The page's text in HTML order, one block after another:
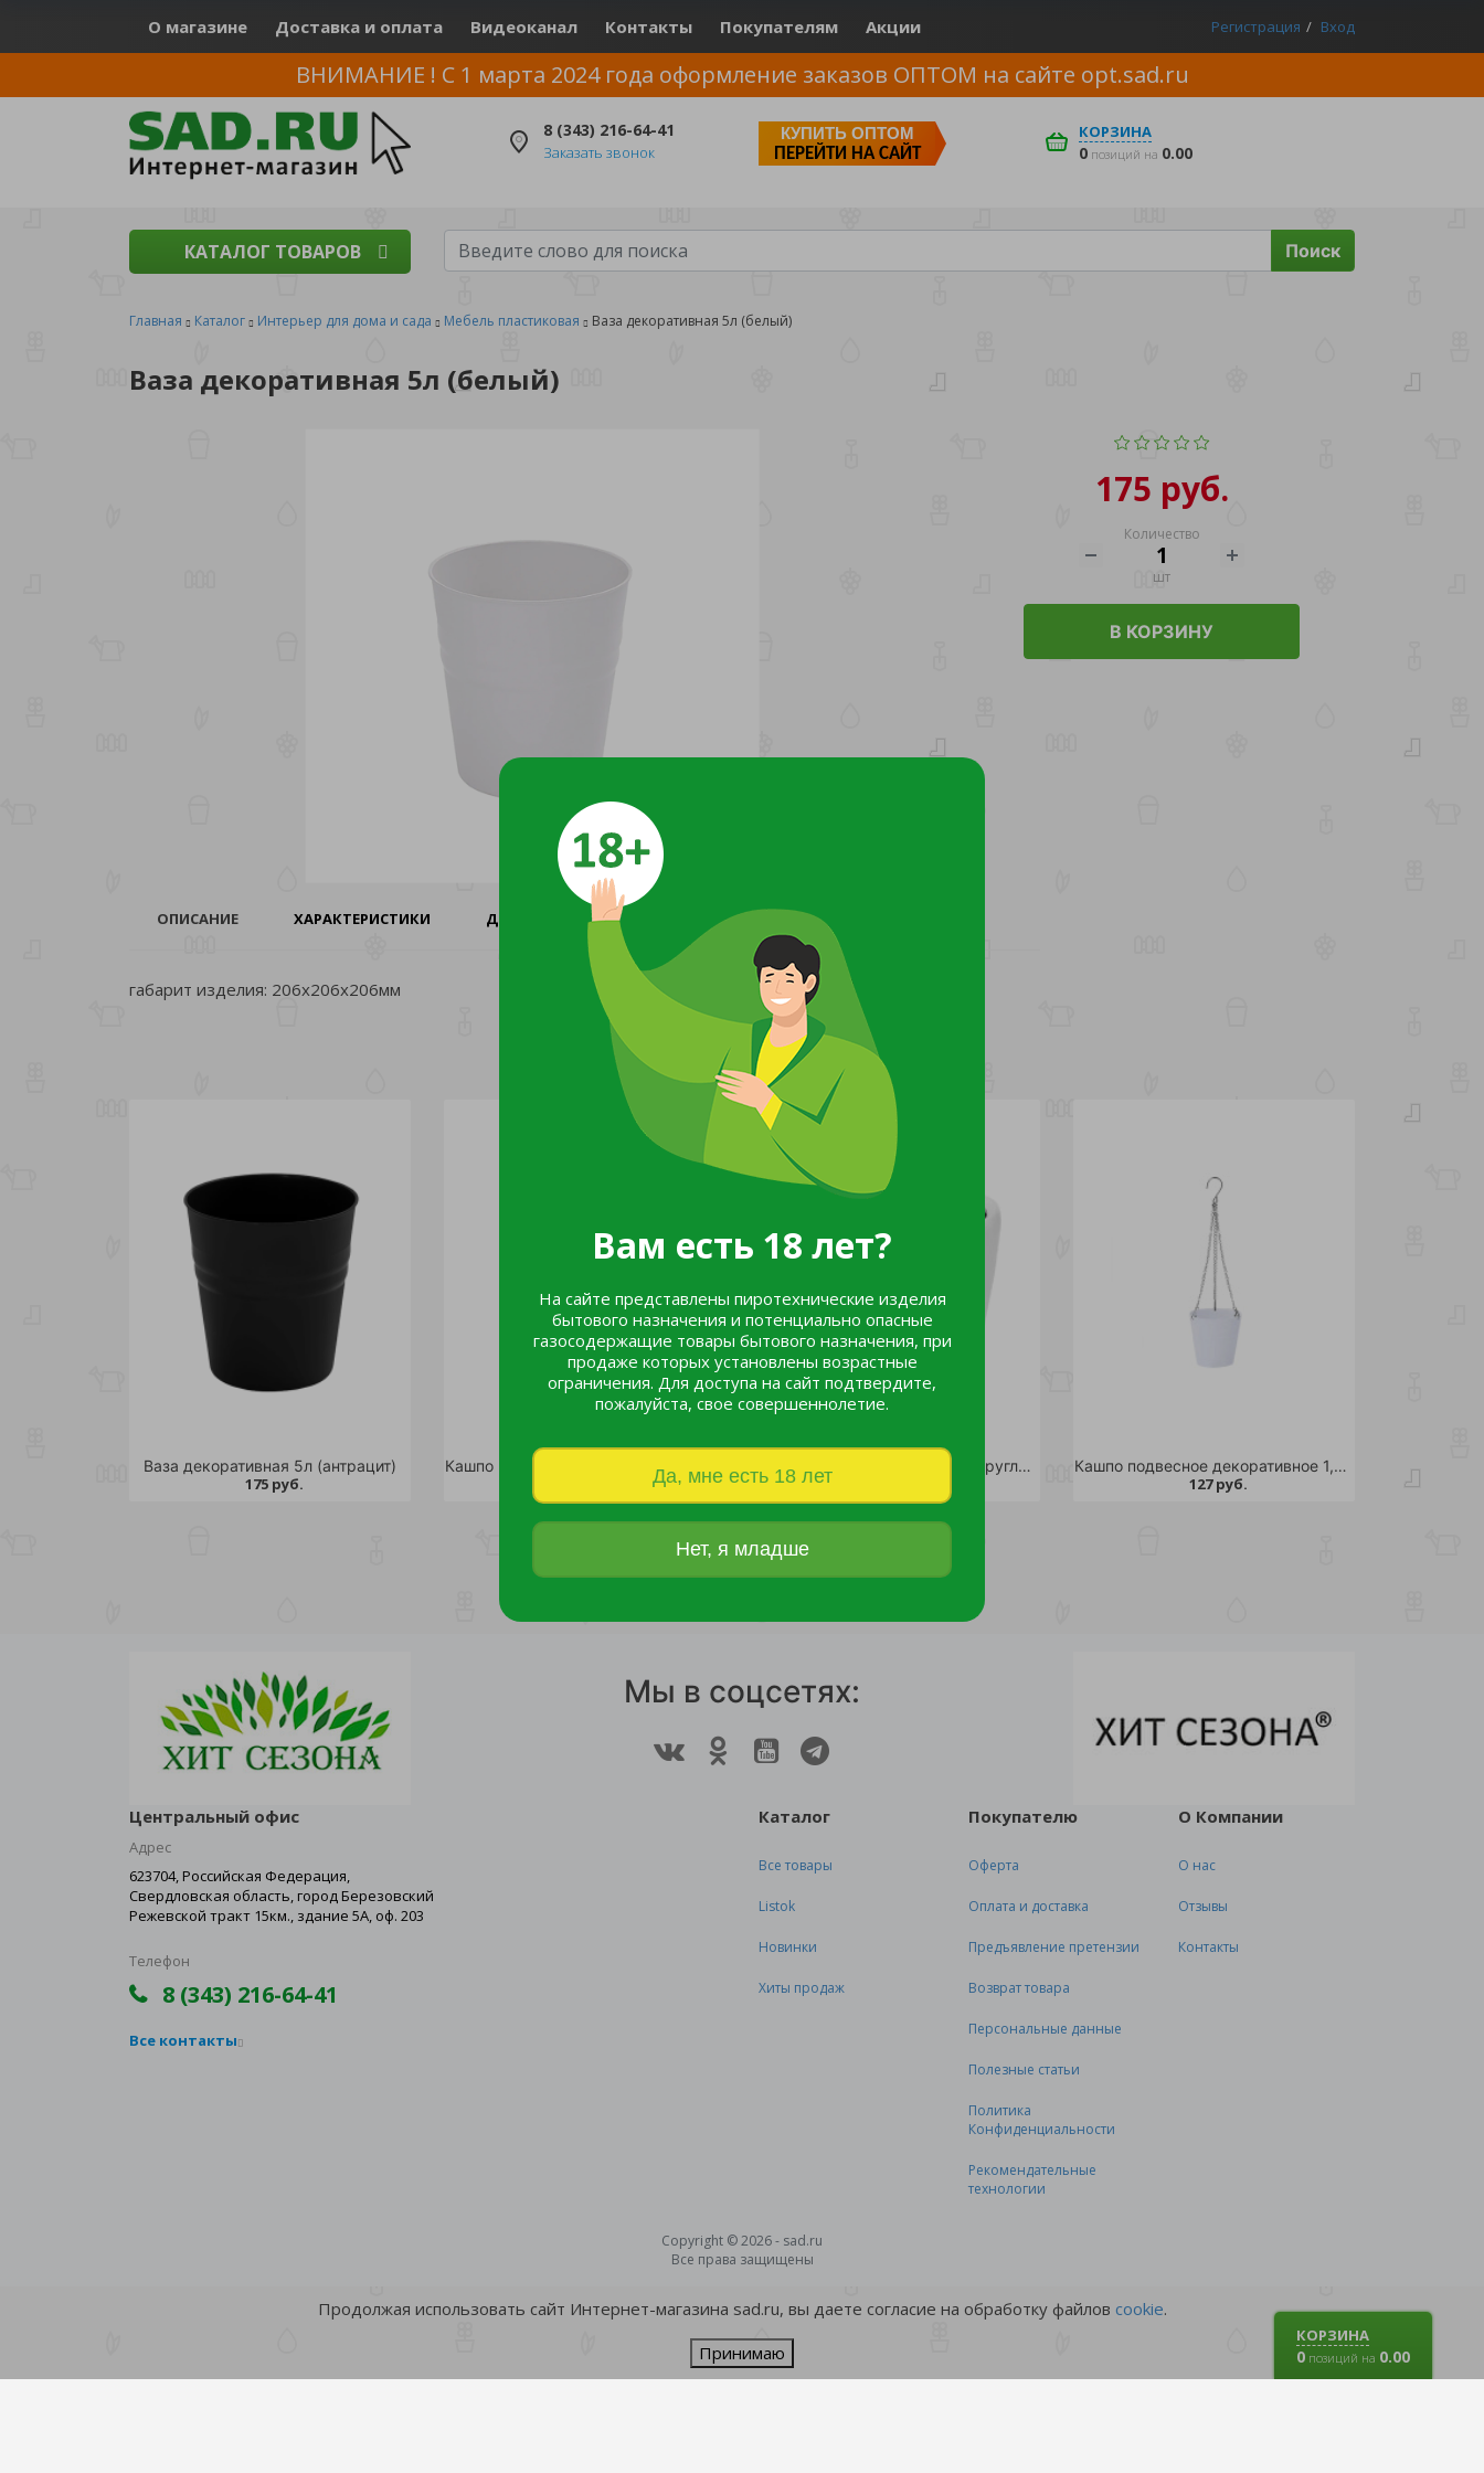
Вам есть 18 лет?
На сайте представлены пиротехнические изделия
бытового назначения и потенциально опасные
газосодержащие товары бытового назначения, при
продаже которых установлены возрастные
ограничения. Для доступа на сайт подтвердите,
пожалуйста, свое совершеннолетие.
Да, мне есть 18 лет
Нет, я младше
О магазине Доставка и оплата Видеоканал Контакты Покупателям Акции Регистрация Вход
ВНИМАНИЕ ! С 1 марта 2024 года оформление заказов ОПТОМ на сайте opt.sad.ru
8 (343) 216-64-41
Заказать звонок
КУПИТЬ ОПТОМ
ПЕРЕЙТИ НА САЙТ
КОРЗИНА
0 позиций на 0.00
КАТАЛОГ ТОВАРОВ Поиск
Главная Каталог Интерьер для дома и сада Мебель пластиковая Ваза декоративная 5л (белый)
Ваза декоративная 5л (белый)
175 руб.
Количество
шт
В КОРЗИНУ
ОПИСАНИЕ ХАРАКТЕРИСТИКИ ДОКУМЕНТЫ И СЕРТИФИКАТЫ 1
габарит изделия: 206х206х206мм
Ваза декоративная 5л (антрацит)
175 руб.
Кашпо пластиковое DELUXE круглое OLA DOM 42л (белый) с автополивом Кашпо подвесное декоративное 1,3л (белый) /18
127 руб.
КОРЗИНА
0 позиций на 0.00
Мы в соцсетях:
Центральный офис
Адрес
623704, Российская Федерация,
Свердловская область, город Березовский
Режевской тракт 15км., здание 5А, оф. 203
Телефон
8 (343) 216-64-41
Все контакты
Каталог
Все товары
Listok
Новинки
Хиты продаж
Покупателю
Оферта
Оплата и доставка
Предъявление претензии
Возврат товара
Персональные данные
Полезные статьи
Политика
Конфиденциальности
Рекомендательные
технологии
О Компании
О нас
Отзывы
Контакты
Copyright © 2026 - sad.ru
Все права защищены
Продолжая использовать сайт Интернет-магазина sad.ru, вы даете согласие на обработку файлов cookie.
Принимаю